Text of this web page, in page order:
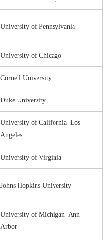
University of Pennsylvania
University of Chicago
Cornell University
Duke University
University of California–​Los
Angeles
University of Virginia
Johns Hopkins University
University of Michigan–​Ann
Arbor